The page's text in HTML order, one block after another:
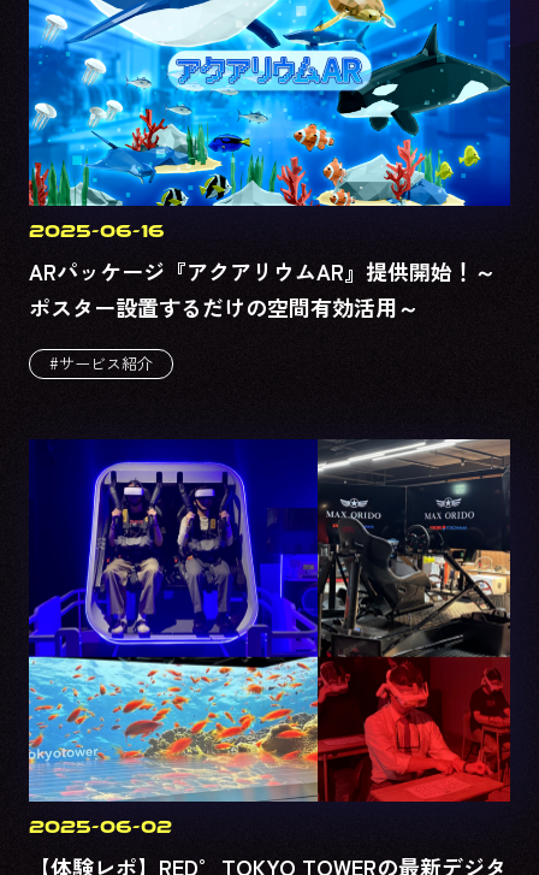
2025-06-16
ARパッケージ『アクアリウムAR』提供開始！～
ポスター設置するだけの空間有効活用～
#サービス紹介
2025-06-02
【体験レポ】RED° TOKYO TOWERの最新デジタ